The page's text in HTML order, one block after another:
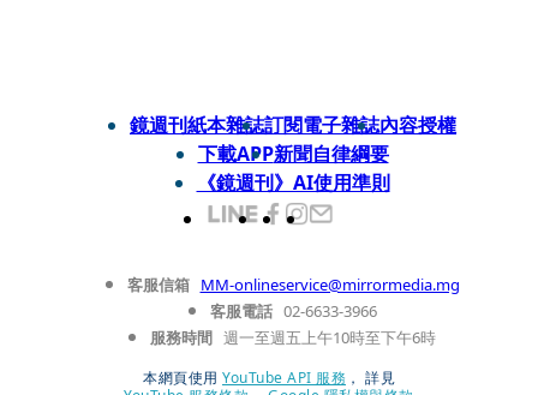
鏡週刊紙本雜誌訂閱電子雜誌內容授權
下載APP新聞自律綱要
《鏡週刊》AI使用準則
客服信箱 MM-onlineservice@mirrormedia.mg
客服電話 02-6633-3966
服務時間 週一至週五上午10時至下午6時
本網頁使用 YouTube API 服務 ， 詳見